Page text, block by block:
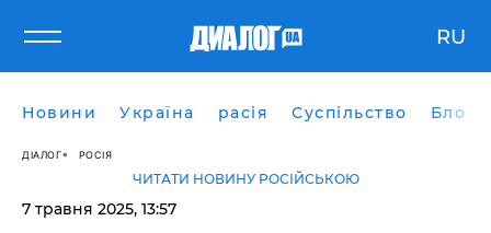
RU
Новини Україна расія Суспільство Блоги
ДІАЛОГ РОСІЯ
ЧИТАТИ НОВИНУ РОСІЙСЬКОЮ
7 травня 2025, 13:57